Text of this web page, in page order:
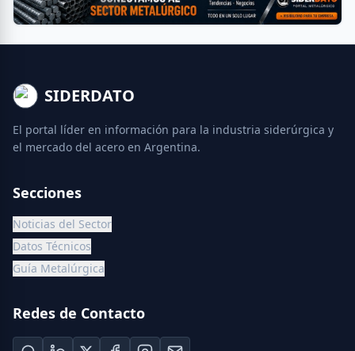
SIDERDATO
El portal líder en información para la industria siderúrgica y
el mercado del acero en Argentina.
Secciones
Noticias del Sector
Datos Técnicos
Guía Metalúrgica
Redes de Contacto